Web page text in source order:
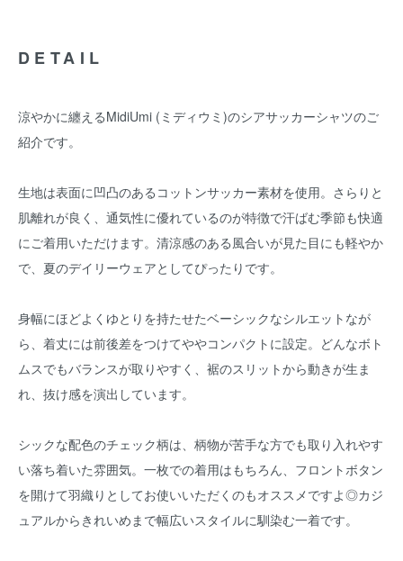
DETAIL
涼やかに纏えるMidiUmi (ミディウミ)のシアサッカーシャツのご
紹介です。
生地は表面に凹凸のあるコットンサッカー素材を使用。さらりと
肌離れが良く、通気性に優れているのが特徴で汗ばむ季節も快適
にご着用いただけます。清涼感のある風合いが見た目にも軽やか
で、夏のデイリーウェアとしてぴったりです。
身幅にほどよくゆとりを持たせたベーシックなシルエットなが
ら、着丈には前後差をつけてややコンパクトに設定。どんなボト
ムスでもバランスが取りやすく、裾のスリットから動きが生ま
れ、抜け感を演出しています。
シックな配色のチェック柄は、柄物が苦手な方でも取り入れやす
い落ち着いた雰囲気。一枚での着用はもちろん、フロントボタン
を開けて羽織りとしてお使いいただくのもオススメですよ◎カジ
ュアルからきれいめまで幅広いスタイルに馴染む一着です。